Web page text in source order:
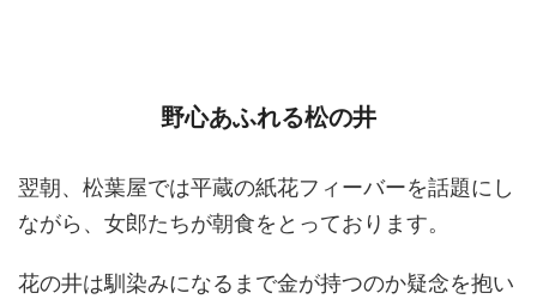
野心あふれる松の井
翌朝、松葉屋では平蔵の紙花フィーバーを話題にし
ながら、女郎たちが朝食をとっております。
花の井は馴染みになるまで金が持つのか疑念を抱い